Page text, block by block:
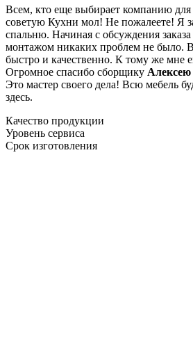
Всем, кто еще выбирает компанию для
советую Кухни мол! Не пожалеете! Я
спальню. Начиная с обсуждения заказа
монтажом никаких проблем не было.
быстро и качественно. К тому же мне
Огромное спасибо сборщику Алексею
Это мастер своего дела! Всю мебель
здесь.
Качество продукции
Уровень сервиса
Срок изготовления